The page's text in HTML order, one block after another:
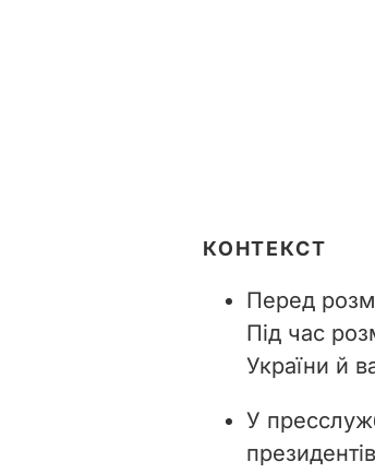
КОНТЕКСТ
Перед
Під час
України й
У